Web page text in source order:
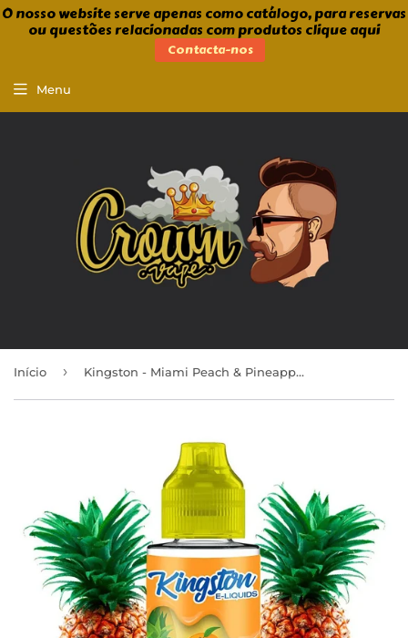
O nosso website serve apenas como catálogo, para reservas
ou questões relacionadas com produtos clique aqui
Contacta-nos
Menu
Início › Kingston - Miami Peach & Pineapple 100ml Shortfill